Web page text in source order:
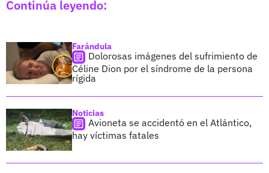
Continúa leyendo:
Farándula
Dolorosas imágenes del sufrimiento de
Céline Dion por el síndrome de la persona
rígida
Noticias
Avioneta se accidentó en el Atlántico,
hay víctimas fatales